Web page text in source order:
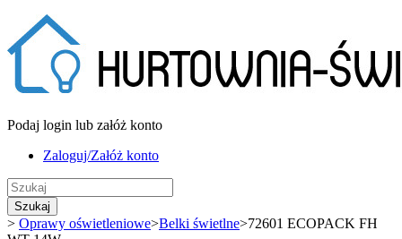
Podaj login lub załóż konto
Zaloguj/Załóż konto
Szukaj
> Oprawy oświetleniowe>Belki świetlne>72601 ECOPACK FH